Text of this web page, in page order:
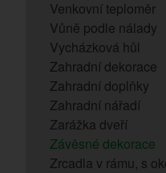
Venkovní teploměr
Vůně podle nálady
Vycházková hůl
Zahradní dekorace
Zahradní doplňky
Zahradní nářadí
Zarážka dveří
Závěsné dekorace
Zrcadla v rámu, s